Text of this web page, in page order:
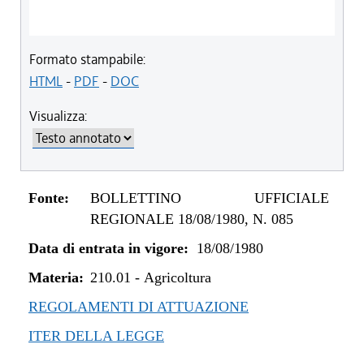
Formato stampabile:
HTML- PDF - DOC
Visualizza:
Fonte:
BOLLETTINO UFFICIALE
REGIONALE 18/08/1980, N. 085
Data di entrata in vigore: 18/08/1980
Materia: 210.01 - Agricoltura
REGOLAMENTI DI ATTUAZIONE
ITER DELLA LEGGE